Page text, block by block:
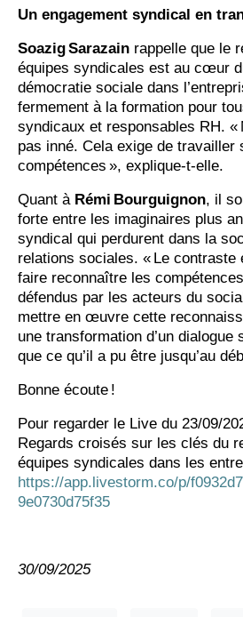
Un engagement syndical en
Soazig Sarazain rappelle que le
équipes syndicales est au cœur
démocratie sociale dans
fermement à la formation pour
syndicaux et responsables RH. «
pas inné. Cela exige de travailler
compétences », explique-t-elle.
Quant à Rémi Bourguignon, il
forte entre les imaginaires plus
syndical qui perdurent dans la
relations sociales. « Le contraste
faire reconnaître les
défendus par les acteurs du
mettre en œuvre cette
une transformation d’un dialogue
que ce qu’il a pu être jusqu’au
Bonne écoute !
Pour regarder le Live du 23/09/
Regards croisés sur les clés du
équipes syndicales dans les
https://app.livestorm.co/p/
9e0730d75f35
30/09/2025